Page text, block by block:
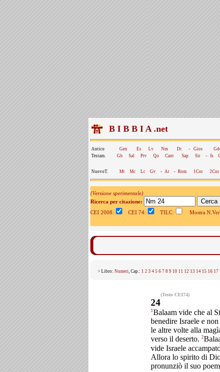
B I B B I A .net
Antico Gen Es Lv Nm Dt - Gios
Testam.
Gb Sal Prv Qo Cant Sap Sir - Is
NuovoT. Mt Mc Lc Gv - At - Rom 1Cor 2Cor
(Versione sperimentale)
Ricerca per citazione:
CEI 2008:
CEI 74: TILC: Mostra
> Libro: Numeri, Cap.: 1 2 3 4 5 6 7 8 9 10 11 12 13 14 15 16 17
(Testo CEI74)
24
1Balaam vide che al
benedire Israele e
le altre volte alla
verso il deserto. 2
vide Israele
Allora lo spirito di
pronunziò il suo